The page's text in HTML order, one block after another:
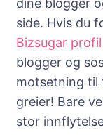
dine blogger
side. Hvis du
Bizsugar profil
blogger og
motsetning til
greier! Bare
stor